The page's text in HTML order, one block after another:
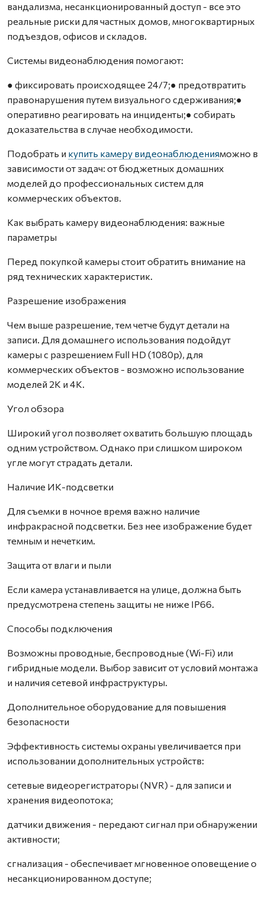
вандализма, несанкционированный доступ - все это
реальные риски для частных домов, многоквартирных
подъездов, офисов и складов.
Системы видеонаблюдения помогают:
● фиксировать происходящее 24/7;● предотвратить
правонарушения путем визуального сдерживания;●
оперативно реагировать на инциденты;● собирать
доказательства в случае необходимости.
Подобрать и купить камеру видеонаблюденияможно в
зависимости от задач: от бюджетных домашних
моделей до профессиональных систем для
коммерческих объектов.
Как выбрать камеру видеонаблюдения: важные
параметры
Перед покупкой камеры стоит обратить внимание на
ряд технических характеристик.
Разрешение изображения
Чем выше разрешение, тем четче будут детали на
записи. Для домашнего использования подойдут
камеры с разрешением Full HD (1080p), для
коммерческих объектов - возможно использование
моделей 2К и 4К.
Угол обзора
Широкий угол позволяет охватить большую площадь
одним устройством. Однако при слишком широком
угле могут страдать детали.
Наличие ИК-подсветки
Для съемки в ночное время важно наличие
инфракрасной подсветки. Без нее изображение будет
темным и нечетким.
Защита от влаги и пыли
Если камера устанавливается на улице, должна быть
предусмотрена степень защиты не ниже IP66.
Способы подключения
Возможны проводные, беспроводные (Wi-Fi) или
гибридные модели. Выбор зависит от условий монтажа
и наличия сетевой инфраструктуры.
Дополнительное оборудование для повышения
безопасности
Эффективность системы охраны увеличивается при
использовании дополнительных устройств:
сетевые видеорегистраторы (NVR) - для записи и
хранения видеопотока;
датчики движения - передают сигнал при обнаружении
активности;
сгнализация - обеспечивает мгновенное оповещение о
несанкционированном доступе;